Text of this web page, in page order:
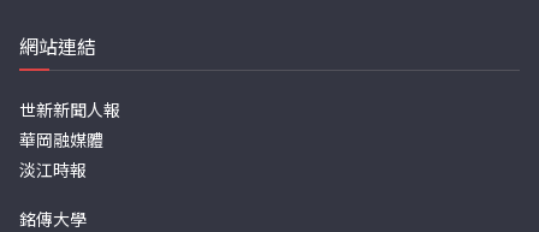
網站連結
世新新聞人報
華岡融媒體
淡江時報
銘傳大學